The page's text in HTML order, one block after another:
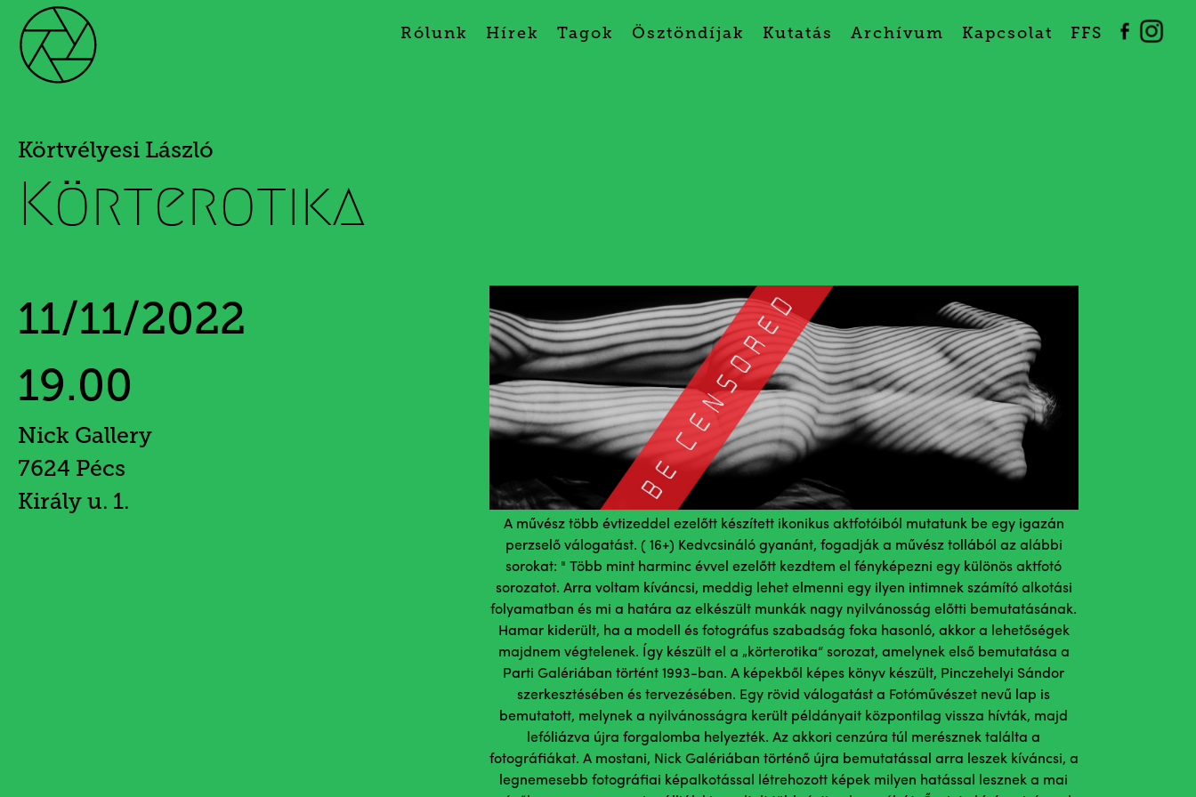
Rólunk Hírek Tagok Ösztöndíjak Kutatás Archívum Kapcsolat FFS
Körtvélyesi László
Körterotika
11/11/2022
19.00
Nick Gallery
7624 Pécs
Király u. 1.
A művész több évtizeddel ezelőtt készített ikonikus aktfotóiból mutatunk be egy igazán
perzselő válogatást. ( 16+) Kedvcsináló gyanánt, fogadják a művész tollából az alábbi
sorokat: " Több mint harminc évvel ezelőtt kezdtem el fényképezni egy különös aktfotó
sorozatot. Arra voltam kíváncsi, meddig lehet elmenni egy ilyen intimnek számító alkotási
folyamatban és mi a határa az elkészült munkák nagy nyilvánosság előtti bemutatásának.
Hamar kiderült, ha a modell és fotográfus szabadság foka hasonló, akkor a lehetőségek
majdnem végtelenek. Így készült el a „körterotika” sorozat, amelynek első bemutatása a
Parti Galériában történt 1993-ban. A képekből képes könyv készült, Pinczehelyi Sándor
szerkesztésében és tervezésében. Egy rövid válogatást a Fotóművészet nevű lap is
bemutatott, melynek a nyilvánosságra került példányait központilag vissza hívták, majd
lefóliázva újra forgalomba helyezték. Az akkori cenzúra túl merésznek találta a
fotográfiákat. A mostani, Nick Galériában történő újra bemutatással arra leszek kíváncsi, a
legnemesebb fotográfiai képalkotással létrehozott képek milyen hatással lesznek a mai